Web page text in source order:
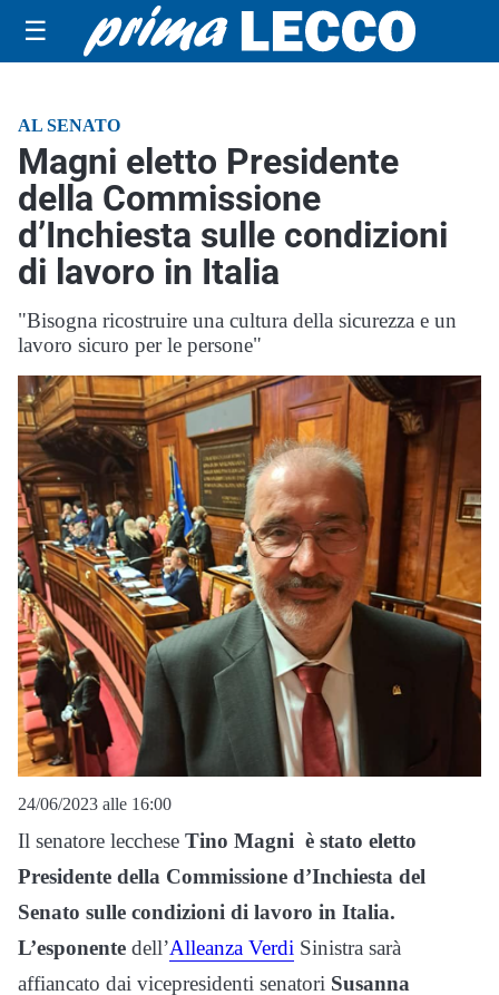
☰
AL SENATO
Magni eletto Presidente
della Commissione
d’Inchiesta sulle condizioni
di lavoro in Italia
"Bisogna ricostruire una cultura della sicurezza e un
lavoro sicuro per le persone"
24/06/2023 alle 16:00
Il senatore lecchese Tino Magni è stato eletto
Presidente della Commissione d’Inchiesta del
Senato sulle condizioni di lavoro in Italia.
L’esponente dell’Alleanza Verdi Sinistra sarà
affiancato dai vicepresidenti senatori Susanna